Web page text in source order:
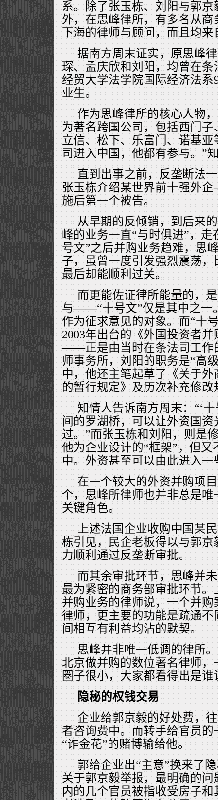
系。除了张玉栋、刘阳与郭
外，在思峰律所，有多名从
下海的律师与顾问，而且均来
据南方周末证实，原思峰
琛、孟庆欣和刘阳，均曾在
经贸大学法学院国际经济法系
业生。
作为思峰律所的核心人物
为著名跨国公司，包括西门
立信、松下、乐富门、诺基
司进入中国，他都有参与。”
直到出事之前，反垄断法
张玉栋介绍某世界前十强外
施后第一个被告。
从早期的反倾销，到后来
峰的业务一直“与时俱进”，走
号文”之后并购业务趋难，思
子，虽曾一度引发强烈震荡
最后却能顺利过关。
而更能佐证律所能量的，
与——“十号文”仅是其中之一
作为征求意见的对象。而“十
2003年出台的《外国投资者
——正是由当时在条法司工作
师事务所，刘阳的职务是“高
中，他还主笔起草了《关于
的暂行规定》及历次补充修改
知情人告诉南方周末：“‘
间的罗湖桥，可以让外资国
过。”而张玉栋和刘阳，则是
他为企业设计的“框架”，但
中。外资甚至可以由此进入
在一个较大的外资并购项
个，思峰所律师也并非总是
关键角色。
上述法国企业收购中国某
栋引见，民企老板得以与郭
力顺利通过反垄断审批。
而其余审批环节，思峰并
最为紧密的商务部审批环节
并购业务的律师说，一个并
律师，更主要的功能是疏通
间相互有利益均沾的默契。
思峰并非唯一低调的律所
北京做并购的数位著名律师，
圈子很小，大家都看得出是谁
隐秘的权钱交易
企业给郭京毅的好处费，
者咨询费中。而转手给官员
“诈金花”的赌博输给他。
郭给企业出“主意”换来了
关于郭京毅举报，最明确的
内的几个官员被指收受房子